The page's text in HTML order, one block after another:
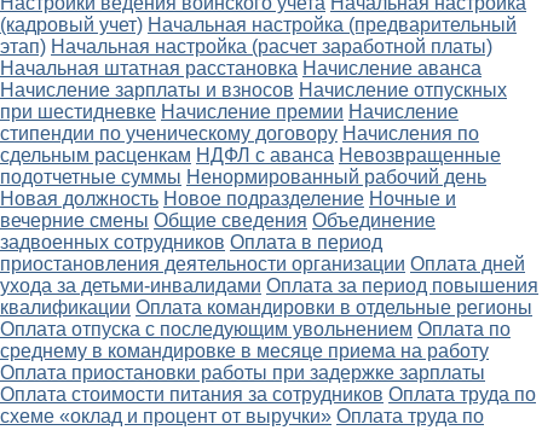
(кадровый учет) Начальная настройка (предварительный
этап) Начальная настройка (расчет заработной платы)
Начальная штатная расстановка Начисление аванса
Начисление зарплаты и взносов Начисление отпускных
при шестидневке Начисление премии Начисление
стипендии по ученическому договору Начисления по
сдельным расценкам НДФЛ с аванса Невозвращенные
подотчетные суммы Ненормированный рабочий день
Новая должность Новое подразделение Ночные и
вечерние смены Общие сведения Объединение
задвоенных сотрудников Оплата в период
приостановления деятельности организации Оплата дней
ухода за детьми-инвалидами Оплата за период повышения
квалификации Оплата командировки в отдельные регионы
Оплата отпуска с последующим увольнением Оплата по
среднему в командировке в месяце приема на работу
Оплата приостановки работы при задержке зарплаты
Оплата стоимости питания за сотрудников Оплата труда по
схеме «оклад и процент от выручки» Оплата труда по